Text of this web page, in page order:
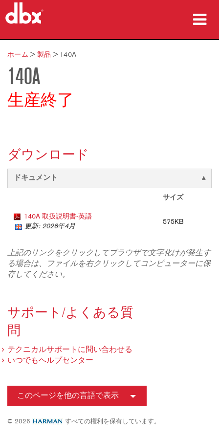
製品
導入事例
購入先
言語/地域
ホーム > 製品 > 140A
140A
生産終了
ダウンロード
ドキュメント
サイズ
140A 取扱説明書-英語
更新: 2026年4月
575KB
上記のリンクをクリックしてブラウザで文字化けが発生す
る場合は、ファイルを右クリックしてコンピューターに保
存してください。
サポート/よくある質
問
テクニカルサポートに問い合わせる
いつでもヘルプセンター
このページを他の言語で表示
© 2026 すべての権利を保有しています。